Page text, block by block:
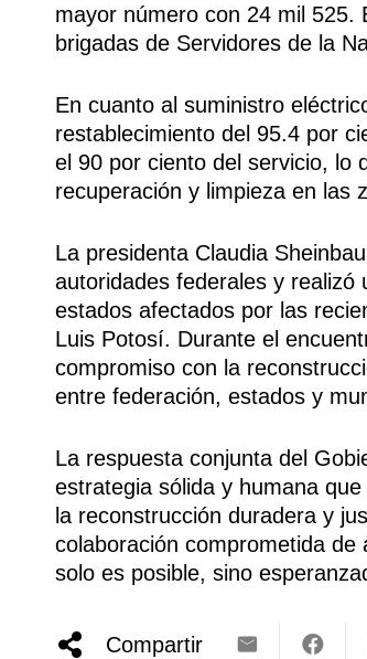
mayor número con 24 mil 525.
brigadas de Servidores de la
En cuanto al suministro
restablecimiento del 95.4 por
el 90 por ciento del servicio, lo
recuperación y limpieza en las
La presidenta Claudia
autoridades federales y
estados afectados por las
Luis Potosí. Durante el
compromiso con la
entre federación, estados y
La respuesta conjunta del
estrategia sólida y humana
la reconstrucción duradera y
colaboración comprometida
solo es posible, sino
Compartir